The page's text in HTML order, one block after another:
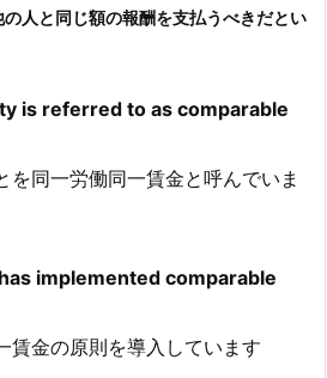
人と同じ額の報酬を支払うべきだとい
is referred to as comparable
を同一労働同一賃金と呼んでいま
implemented comparable
賃金の原則を導入しています